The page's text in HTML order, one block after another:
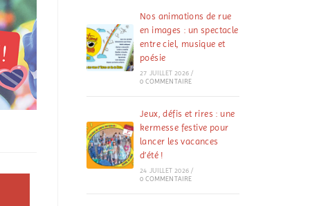
Nos animations de rue
en images : un spectacle
entre ciel, musique et
poésie
27 JUILLET 2026 /
0 COMMENTAIRE
Jeux, défis et rires : une
kermesse festive pour
lancer les vacances
d’été !
24 JUILLET 2026 /
0 COMMENTAIRE